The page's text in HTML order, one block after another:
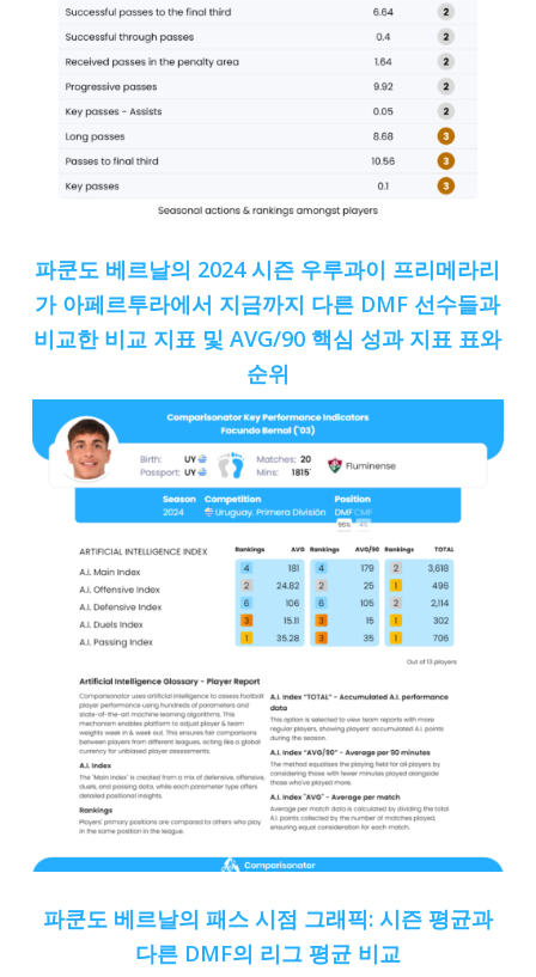
파쿤도 베르날의 2024 시즌 우루과이 프리메라리
가 아페르투라에서 지금까지 다른 DMF 선수들과
비교한 비교 지표 및 AVG/90 핵심 성과 지표 표와
순위
파쿤도 베르날의 패스 시점 그래픽: 시즌 평균과
다른 DMF의 리그 평균 비교